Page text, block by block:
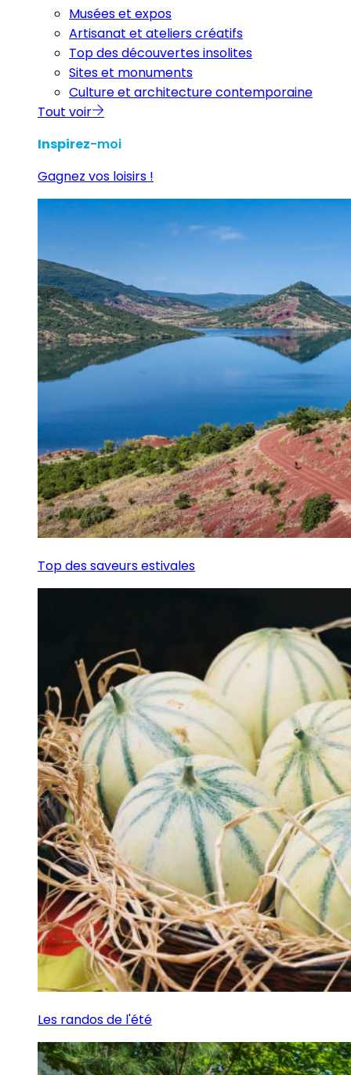
Musées et expos
Artisanat et ateliers créatifs
Top des découvertes insolites
Sites et monuments
Culture et architecture contemporaine
Tout voir
Inspirez-moi
Gagnez vos loisirs !
Top des saveurs estivales
Les randos de l'été